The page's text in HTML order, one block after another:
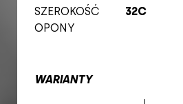
SZEROKOŚĆ
OPONY
32C
WARIANTY